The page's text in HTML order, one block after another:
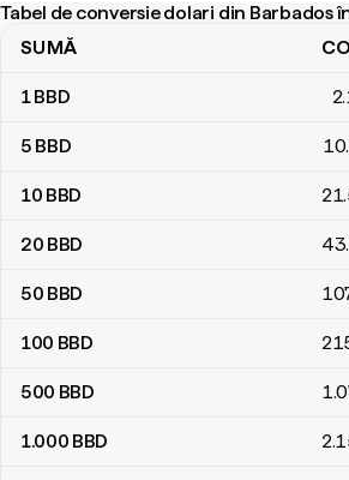
Tabel de conversie dolari din Barbados
Tabel de conversie dolari din Barbados în
SUMĂ
1BBD
5 BBD
10 BBD
20 BBD
50 BBD
100 BBD
500 BBD
1.000 BBD